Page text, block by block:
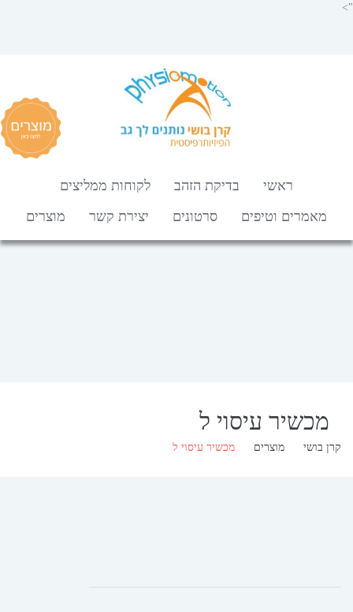
">
ראשי בדיקת הזהב
לקוחות ממליצים
מאמרים וטיפים
סרטונים יצירת קשר מוצרים
מכשיר עיסוי ל
קרן בושי מוצרים מכשיר עיסוי ל